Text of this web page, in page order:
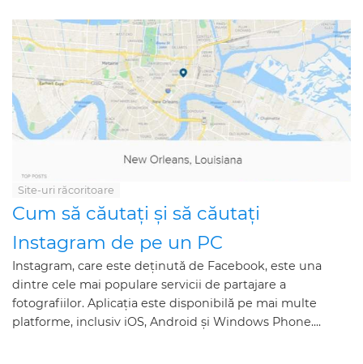
Site-uri răcoritoare
Cum să căutați și să căutați
Instagram de pe un PC
Instagram, care este deținută de Facebook, este una
dintre cele mai populare servicii de partajare a
fotografiilor. Aplicația este disponibilă pe mai multe
platforme, inclusiv iOS, Android și Windows Phone....